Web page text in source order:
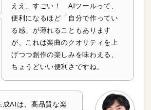
ええ、すごい！ AIツールって、
便利になるほど「自分で作ってい
る感」が薄れることもあります
が、これは楽曲のクオリティを上
げつつ創作の楽しみを味わえる、
ちょうどいい便利さですね。
成AIは、高品質な楽